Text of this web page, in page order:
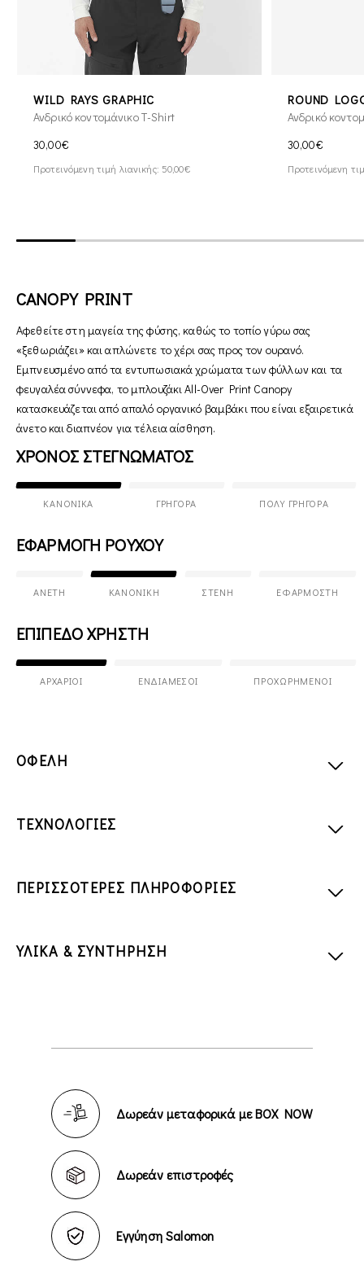
WILD RAYS GRAPHIC
Ανδρικό κοντομάνικο T-Shirt
30,00€
Προτεινόμενη τιμή λιανικής: 50,00€
ROUND
Ανδρικό
30,00€
Προτεινόμενη
CANOPY PRINT
Αφεθείτε στη μαγεία της φύσης, καθώς το τοπίο γύρω σας
«ξεθωριάζει» και απλώνετε το χέρι σας προς τον ουρανό.
Εμπνευσμένο από τα εντυπωσιακά χρώματα των φύλλων και τα
φευγαλέα σύννεφα, το μπλουζάκι All-Over Print Canopy
κατασκευάζεται από απαλό οργανικό βαμβάκι που είναι εξαιρετικά
άνετο και διαπνέον για τέλεια αίσθηση.
ΧΡΟΝΟΣ ΣΤΕΓΝΩΜΑΤΟΣ
ΚΑΝΟΝΙΚΆ ΓΡΉΓΟΡΑ ΠΟΛΎ ΓΡΉΓΟΡΑ
ΕΦΑΡΜΟΓΗ ΡΟΥΧΟΥ
ΆΝΕΤΗ ΚΑΝΟΝΙΚΉ ΣΤΕΝΉ ΕΦΑΡΜΟΣΤΉ
ΕΠΙΠΕΔΟ ΧΡΗΣΤΗ
ΑΡΧΆΡΙΟΙ ΕΝΔΙΆΜΕΣΟΙ ΠΡΟΧΩΡΗΜΈΝΟΙ
ΟΦΕΛΗ
ΤΕΧΝΟΛΟΓΙΕΣ
ΠΕΡΙΣΣΟΤΕΡΕΣ ΠΛΗΡΟΦΟΡΙΕΣ
ΥΛΙΚΑ & ΣΥΝΤΗΡΗΣΗ
Δωρεάν μεταφορικά με BOX NOW
Δωρεάν επιστροφές
Εγγύηση Salomon